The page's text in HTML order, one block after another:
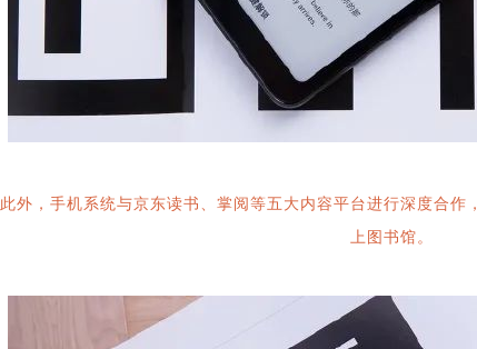
此外，手机系统与京东读书、掌阅等五大内容平台进行深度合作，
上图书馆。